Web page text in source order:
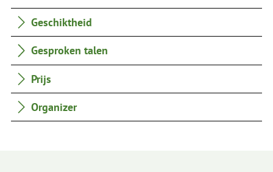
Geschiktheid
Gesproken talen
Prijs
Organizer